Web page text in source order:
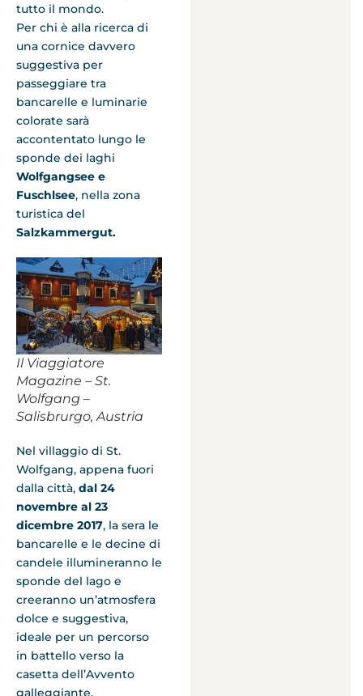
tutto il mondo.
Per chi è alla ricerca di
una cornice davvero
suggestiva per
passeggiare tra
bancarelle e luminarie
colorate sarà
accontentato lungo le
sponde dei laghi
Wolfgangsee e
Fuschlsee, nella zona
turistica del
Salzkammergut.
Il Viaggiatore
Magazine – St.
Wolfgang –
Salisbrurgo, Austria
Nel villaggio di St.
Wolfgang, appena fuori
dalla città, dal 24
novembre al 23
dicembre 2017, la sera le
bancarelle e le decine di
candele illumineranno le
sponde del lago e
creeranno un’atmosfera
dolce e suggestiva,
ideale per un percorso
in battello verso la
casetta dell’Avvento
galleggiante.